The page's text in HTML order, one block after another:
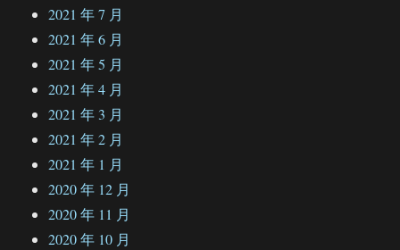
2021 年 7 月
2021 年 6 月
2021 年 5 月
2021 年 4 月
2021 年 3 月
2021 年 2 月
2021 年 1 月
2020 年 12 月
2020 年 11 月
2020 年 10 月